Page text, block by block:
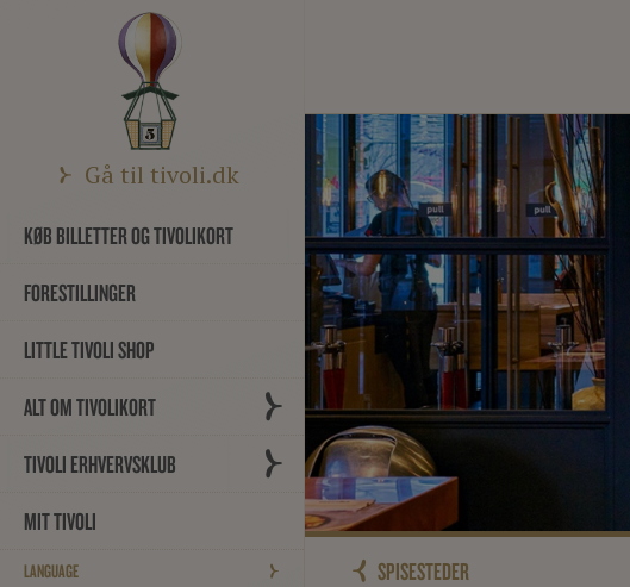
Gå til tivoli.dk
KØB BILLETTER OG TIVOLIKORT
FORESTILLINGER
LITTLE TIVOLI SHOP
ALT OM TIVOLIKORT
TIVOLI ERHVERVSKLUB
MIT TIVOLI
LANGUAGE SPISESTEDER